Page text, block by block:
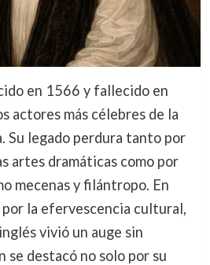
en 1566 y fallecido en
actores más célebres de la
Su legado perdura tanto por
artes dramáticas como por
mecenas y filántropo. En
por la efervescencia cultural,
vivió un auge sin
se destacó no solo por su